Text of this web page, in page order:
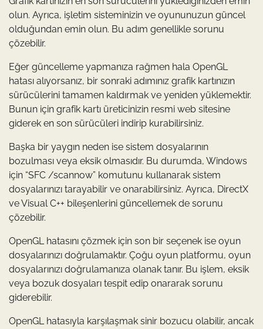
olun. Ayrıca, işletim sisteminizin ve oyununuzun güncel
olduğundan emin olun. Bu adım genellikle sorunu
çözebilir.
Eğer güncelleme yapmanıza rağmen hala OpenGL
hatası alıyorsanız, bir sonraki adımınız grafik kartınızın
sürücülerini tamamen kaldırmak ve yeniden yüklemektir.
Bunun için grafik kartı üreticinizin resmi web sitesine
giderek en son sürücüleri indirip kurabilirsiniz.
Başka bir yaygın neden ise sistem dosyalarının
bozulması veya eksik olmasıdır. Bu durumda, Windows
için “SFC /scannow” komutunu kullanarak sistem
dosyalarınızı tarayabilir ve onarabilirsiniz. Ayrıca, DirectX
ve Visual C++ bileşenlerini güncellemek de sorunu
çözebilir.
OpenGL hatasını çözmek için son bir seçenek ise oyun
dosyalarınızı doğrulamaktır. Çoğu oyun platformu, oyun
dosyalarınızı doğrulamanıza olanak tanır. Bu işlem, eksik
veya bozuk dosyaları tespit edip onararak sorunu
giderebilir.
OpenGL hatasıyla karşılaşmak sinir bozucu olabilir, ancak